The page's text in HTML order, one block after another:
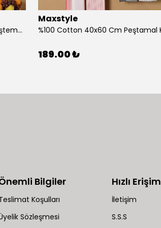
%100 Cotton 40x60 Cm Çizgili Peştemal Kurulama Bezi 2 Li Set
Maxstyle
189.00 ₺
Bilgiler
Koşulları
Sözleşmesi
Hızlı Erişim
İletişim
S.S.S